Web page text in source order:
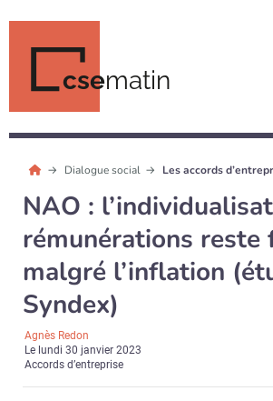
csematin
Dialogue social Les accords
NAO :
rémunérations reste
malgré l’inflation
Syndex)
Agnès Redon
Le lundi 30 janvier 2023
Accords d’entreprise